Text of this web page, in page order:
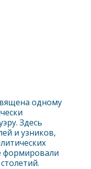
одному
Здесь
и узников,
формировали